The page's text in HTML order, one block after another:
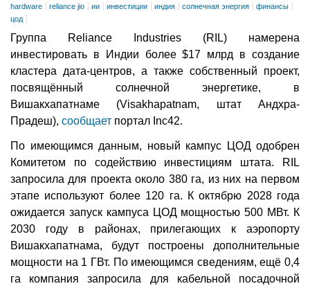
hardware reliance jio ии инвестиции индия солнечная энергия
финансы
цод
Группа Reliance Industries (RIL) намерена
инвестировать в Индии более $17 млрд в создание
кластера дата-центров, а также собственный проект,
посвящённый солнечной энергетике, в
Вишакхапатнаме (Visakhapatnam, штат Андхра-
Прадеш), сообщает портал Inc42.
По имеющимся данным, новый кампус ЦОД одобрен
Комитетом по содействию инвестициям штата. RIL
запросила для проекта около 380 га, из них на первом
этапе используют более 120 га. К октябрю 2028 года
ожидается запуск кампуса ЦОД мощностью 500 МВт. К
2030 году в районах, прилегающих к аэропорту
Вишакхапатнама, будут построены дополнительные
мощности на 1 ГВт. По имеющимся сведениям, ещё 0,4
га компания запросила для кабельной посадочной